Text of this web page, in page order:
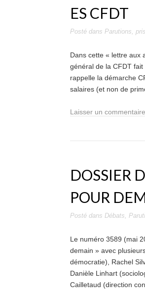
ES CFDT
Posté dans Parutions,
Dans cette « lettre aux
général de la CFDT
rappelle la démarche
salaires (et non de
Laisser un commentaire
DOSSIER
POUR
Posté dans Débats,
Le numéro 3589 (mai
demain » avec
démocratie), Rachel
Danièle Linhart
Cailletaud (direction